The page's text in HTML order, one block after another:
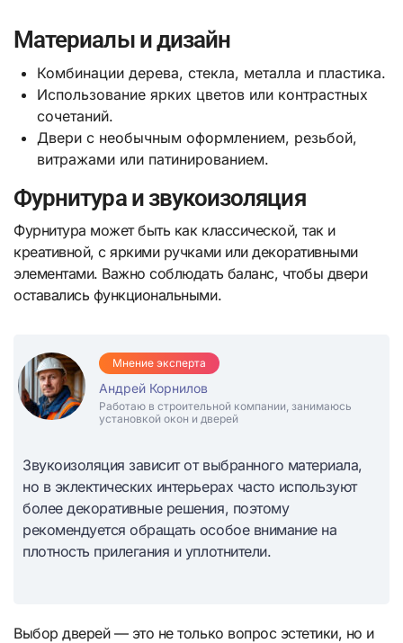
Материалы и дизайн
Комбинации дерева, стекла, металла и пластика.
Использование ярких цветов или контрастных
сочетаний.
Двери с необычным оформлением, резьбой,
витражами или патинированием.
Фурнитура и звукоизоляция
Фурнитура может быть как классической, так и
креативной, с яркими ручками или декоративными
элементами. Важно соблюдать баланс, чтобы двери
оставались функциональными.
Мнение эксперта
Андрей Корнилов
Работаю в строительной компании, занимаюсь
установкой окон и дверей
Звукоизоляция зависит от выбранного материала,
но в эклектических интерьерах часто используют
более декоративные решения, поэтому
рекомендуется обращать особое внимание на
плотность прилегания и уплотнители.
Выбор дверей — это не только вопрос эстетики, но и